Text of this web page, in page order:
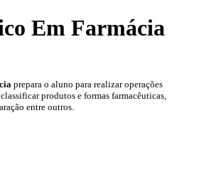
Em Farmácia
prepara o aluno para realizar operações
produtos e formas farmacêuticas,
entre outros.